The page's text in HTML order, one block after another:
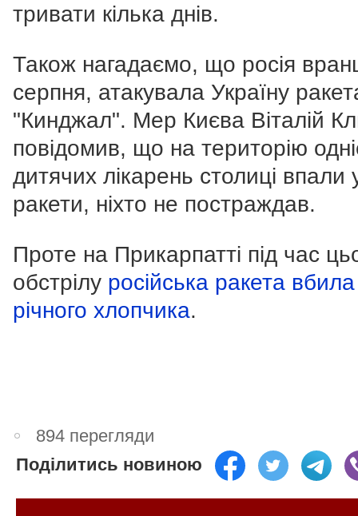
тривати кілька днів.
Також нагадаємо, що росія
серпня, атакувала Україну
"Кинджал". Мер Києва Віталій
повідомив, що на територію
дитячих лікарень столиці впали
ракети, ніхто не постраждав.
Проте на Прикарпатті під час
обстрілу російська ракета
річного хлопчика.
894 перегляди
Поділитись новиною